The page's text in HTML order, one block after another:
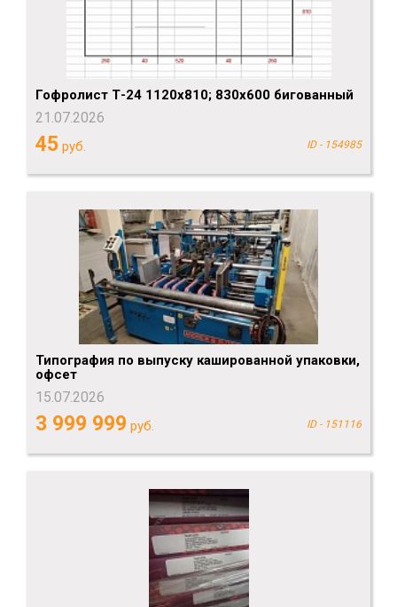
Гофролист Т-24 1120х810; 830х600 бигованный
21.07.2026
45 руб. ID - 154985
Типография по выпуску кашированной упаковки,
офсет
15.07.2026
3 999 999 руб. ID - 151116